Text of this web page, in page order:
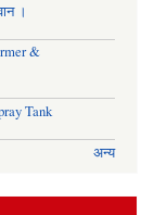
।
&
Tank
अन्य